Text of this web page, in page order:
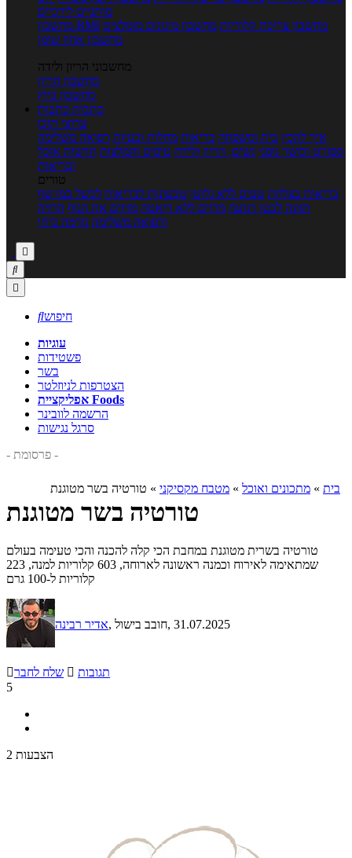
מותניים לירכיים
מחשבון BMI
מחשבון צריכת קלוריות מחשבון מינונים מומלצים
מחשבון אחוז שומן
מחשבוני הריון ולידה
מחשבון הריון
מחשבון ביוץ
כתבות כתבות
ערוצי תוכן
איך להכין בית ומשפחה בריאות מחלות ובעיות רפואה משלימה
ספורט וכושר גופני נשים, הריון ולידה טיפים והמלצות חדשות אוכל
ובריאות
טורים
בריאות בצלחת טעים ללא גלוטן טבעונות לבריאות לבשל כמו שף
תזונה לבטן רגועה מרזים ללא דיאטה מזיזים את הגוף הרזיה
ורפואה משלימה גורמה ביתי



חיפוש
עוגיות
פשטידות
בשר
הצטרפות לניוזלטר
אפליקציית Foods
הרשמה לוובינר
סרגל נגישות
- פרסומת -
בית » מתכונים ואוכל » מטבח מקסיקני » טורטיה בשר מטוגנת
טורטיה בשר מטוגנת
טורטיה בשרית מטוגנת במחבת הכי קלה להכנה והכי טעימה בעולם
שמתאימה לאירוח וכמנה ראשונה לארוחה, 603 קלוריות למנה, 223
קלוריות ל-100 גרם
אדיר רבינה , חובב בישול, 31.07.2025
שלח לחבר  תגובות
5
2 הצבעות